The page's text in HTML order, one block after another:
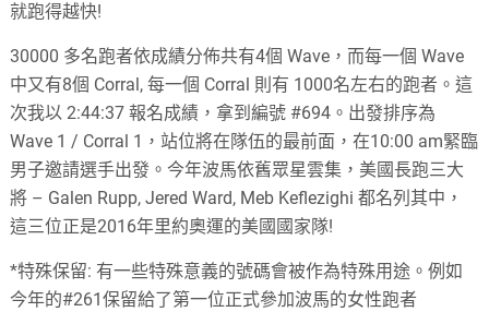
就跑得越快!
30000 多名跑者依成績分佈共有4個 Wave，而每一個 Wave
中又有8個 Corral, 每一個 Corral 則有 1000名左右的跑者。這
次我以 2:44:37 報名成績，拿到編號 #694。出發排序為
Wave 1 / Corral 1，站位將在隊伍的最前面，在10:00 am緊臨
男子邀請選手出發。今年波馬依舊眾星雲集，美國長跑三大
將 – Galen Rupp, Jered Ward, Meb Keflezighi 都名列其中，
這三位正是2016年里約奧運的美國國家隊!
*特殊保留: 有一些特殊意義的號碼會被作為特殊用途。例如
今年的#261保留給了第一位正式參加波馬的女性跑者